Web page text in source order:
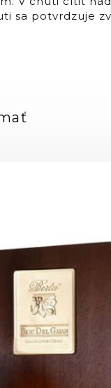
sa potvrdzuje